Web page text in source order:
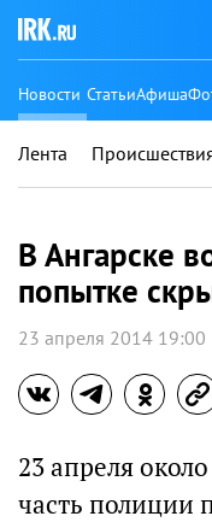
Новости СтатьиАфиша
Лента
В Ангарске
попытке
23 апреля 2014 19:00
23 апреля
часть полиции